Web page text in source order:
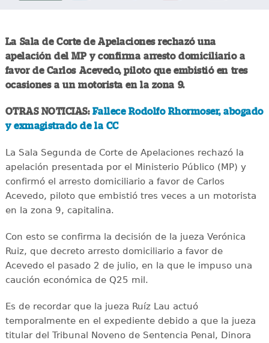
La Sala de Corte de Apelaciones rechazó una
apelación del MP y confirma arresto domiciliario a
favor de Carlos Acevedo, piloto que embistió en tres
ocasiones a un motorista en la zona 9.
OTRAS NOTICIAS: Fallece Rodolfo Rhormoser, abogado
y exmagistrado de la CC
La Sala Segunda de Corte de Apelaciones rechazó la
apelación presentada por el Ministerio Público (MP) y
confirmó el arresto domiciliario a favor de Carlos
Acevedo, piloto que embistió tres veces a un motorista
en la zona 9, capitalina.
Con esto se confirma la decisión de la jueza Verónica
Ruiz, que decreto arresto domiciliario a favor de
Acevedo el pasado 2 de julio, en la que le impuso una
caución económica de Q25 mil.
Es de recordar que la jueza Ruíz Lau actuó
temporalmente en el expediente debido a que la jueza
titular del Tribunal Noveno de Sentencia Penal, Dinora